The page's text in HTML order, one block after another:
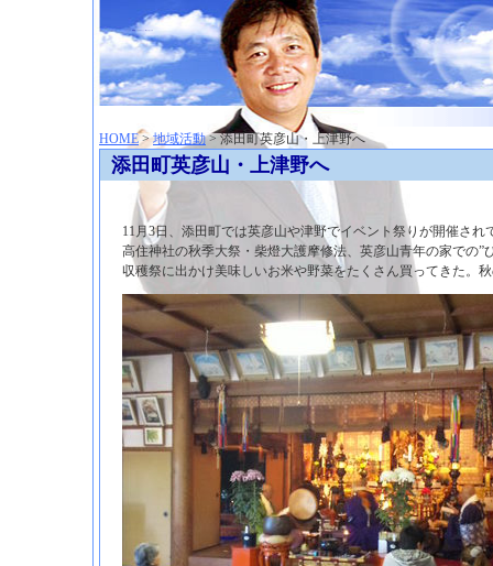
HOME>地域活動> 添田町英彦山・上津野へ
添田町英彦山・上津野へ
11月3日、添田町では英彦山や津野でイベント祭りが開催さ
高住神社の秋季大祭・柴燈大護摩修法、英彦山青年の家での
収穫祭に出かけ美味しいお米や野菜をたくさん買ってきた。